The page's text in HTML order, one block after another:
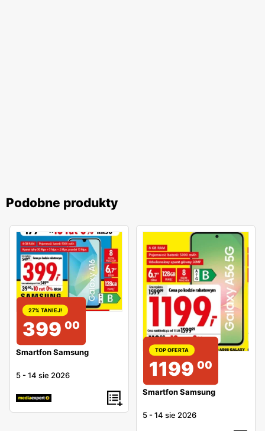
Podobne produkty
27% TANIEJ!
399 00
Smartfon Samsung
5 -14 sie 2026
TOP OFERTA
1199 00
Smartfon Samsung
5 -14 sie 2026